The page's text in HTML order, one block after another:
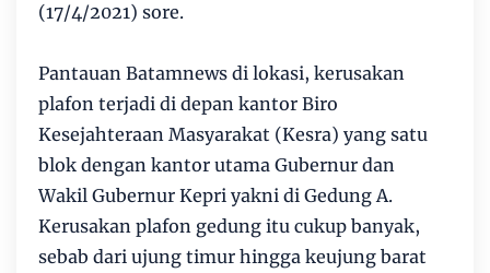
(17/4/2021) sore.
Pantauan Batamnews di lokasi, kerusakan
plafon terjadi di depan kantor Biro
Kesejahteraan Masyarakat (Kesra) yang satu
blok dengan kantor utama Gubernur dan
Wakil Gubernur Kepri yakni di Gedung A.
Kerusakan plafon gedung itu cukup banyak,
sebab dari ujung timur hingga keujung barat